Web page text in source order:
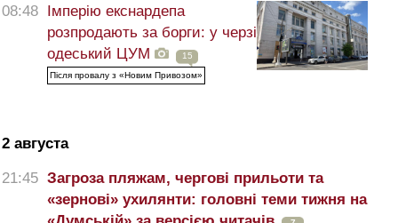
08:48
Імперію екснардепа
розпродають за борги: у черзі
одеський ЦУМ
15
Після провалу з «Новим Привозом»
2 августа
21:45 Загроза пляжам, чергові прильоти та
«зернові» ухилянти: головні теми тижня на